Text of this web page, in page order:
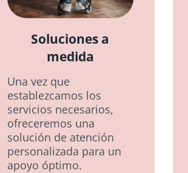
Soluciones a
medida
Una vez que
establezcamos los
servicios necesarios,
ofreceremos una
solución de atención
personalizada para un
apoyo óptimo.